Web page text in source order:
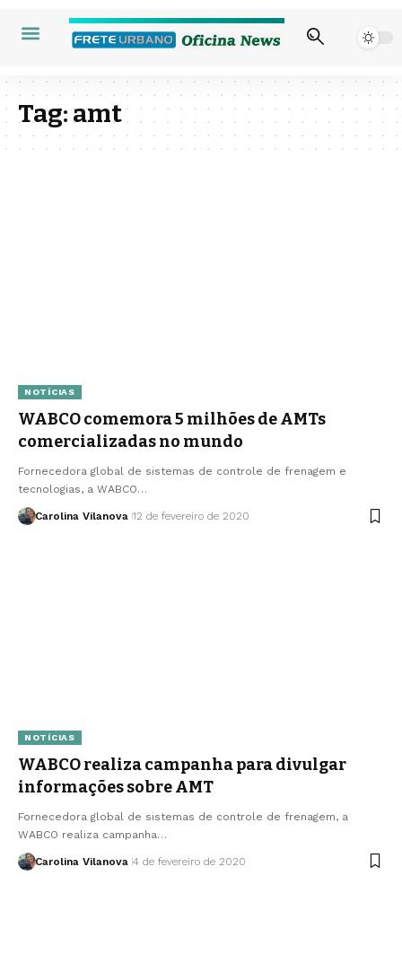
Tag:amt
NOTÍCIAS
WABCO comemora 5 milhões de AMTs
comercializadas no mundo
Fornecedora global de sistemas de controle de frenagem e
tecnologias, a WABCO…
Carolina Vilanova 12 de fevereiro de 2020
NOTÍCIAS
WABCO realiza campanha para divulgar
informações sobre AMT
Fornecedora global de sistemas de controle de frenagem, a
WABCO realiza campanha…
Carolina Vilanova 4 de fevereiro de 2020